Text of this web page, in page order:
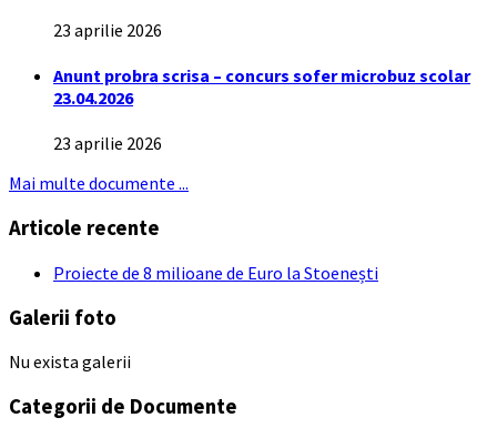
23 aprilie 2026
Anunt probra scrisa – concurs sofer microbuz scolar
23.04.2026
23 aprilie 2026
Mai multe documente ...
Articole recente
Proiecte de 8 milioane de Euro la Stoenești
Galerii foto
Nu exista galerii
Categorii de Documente